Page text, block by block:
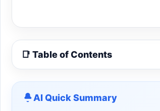
📑 Table of Contents
AI Quick Summary